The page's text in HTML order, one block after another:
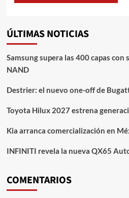
ÚLTIMAS NOTICIAS
Samsung supera las 400 capas
NAND
Destrier: el nuevo one-off de
Toyota Hilux 2027 estrena
Kia arranca comercialización en
INFINITI revela la nueva QX65
COMENTARIOS